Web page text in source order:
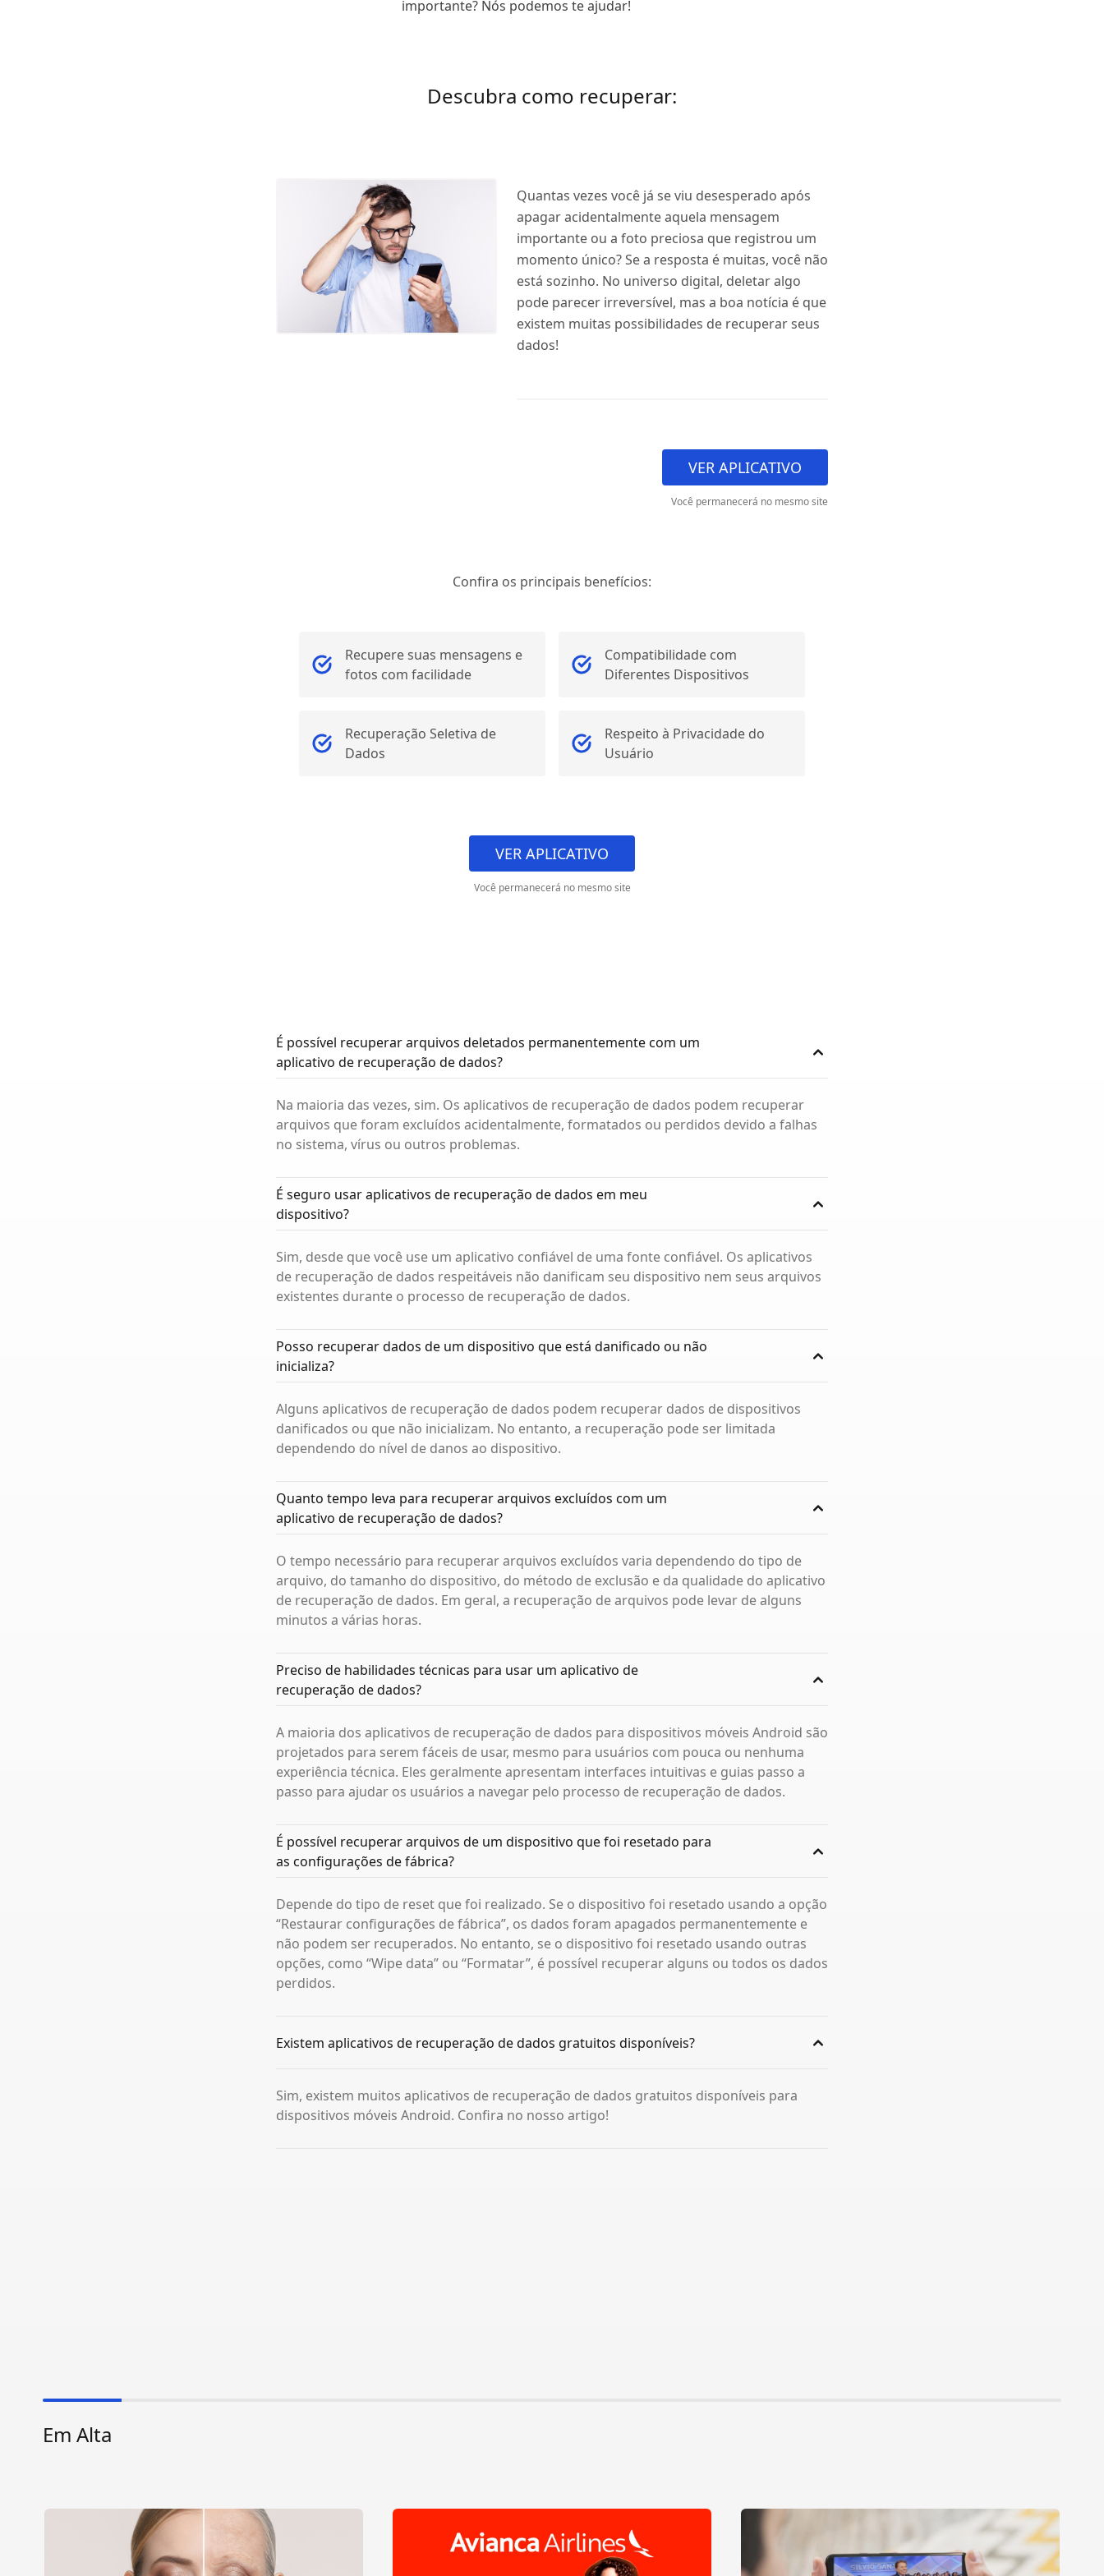
importante? Nós podemos te ajudar!
Descubra como recuperar:
Quantas vezes você já se viu desesperado após
apagar acidentalmente aquela mensagem
importante ou a foto preciosa que registrou um
momento único? Se a resposta é muitas, você não
está sozinho. No universo digital, deletar algo
pode parecer irreversível, mas a boa notícia é que
existem muitas possibilidades de recuperar seus
dados!
VER APLICATIVO
Você permanecerá no mesmo site
Confira os principais benefícios:
Recupere suas mensagens e
fotos com facilidade
Compatibilidade com
Diferentes Dispositivos
Recuperação Seletiva de
Dados
Respeito à Privacidade do
Usuário
VER APLICATIVO
Você permanecerá no mesmo site
É possível recuperar arquivos deletados permanentemente com um
aplicativo de recuperação de dados?
Na maioria das vezes, sim. Os aplicativos de recuperação de dados podem recuperar
arquivos que foram excluídos acidentalmente, formatados ou perdidos devido a falhas
no sistema, vírus ou outros problemas.
É seguro usar aplicativos de recuperação de dados em meu
dispositivo?
Sim, desde que você use um aplicativo confiável de uma fonte confiável. Os aplicativos
de recuperação de dados respeitáveis não danificam seu dispositivo nem seus arquivos
existentes durante o processo de recuperação de dados.
Posso recuperar dados de um dispositivo que está danificado ou não
inicializa?
Alguns aplicativos de recuperação de dados podem recuperar dados de dispositivos
danificados ou que não inicializam. No entanto, a recuperação pode ser limitada
dependendo do nível de danos ao dispositivo.
Quanto tempo leva para recuperar arquivos excluídos com um
aplicativo de recuperação de dados?
O tempo necessário para recuperar arquivos excluídos varia dependendo do tipo de
arquivo, do tamanho do dispositivo, do método de exclusão e da qualidade do aplicativo
de recuperação de dados. Em geral, a recuperação de arquivos pode levar de alguns
minutos a várias horas.
Preciso de habilidades técnicas para usar um aplicativo de
recuperação de dados?
A maioria dos aplicativos de recuperação de dados para dispositivos móveis Android são
projetados para serem fáceis de usar, mesmo para usuários com pouca ou nenhuma
experiência técnica. Eles geralmente apresentam interfaces intuitivas e guias passo a
passo para ajudar os usuários a navegar pelo processo de recuperação de dados.
É possível recuperar arquivos de um dispositivo que foi resetado para
as configurações de fábrica?
Depende do tipo de reset que foi realizado. Se o dispositivo foi resetado usando a opção
“Restaurar configurações de fábrica”, os dados foram apagados permanentemente e
não podem ser recuperados. No entanto, se o dispositivo foi resetado usando outras
opções, como “Wipe data” ou “Formatar”, é possível recuperar alguns ou todos os dados
perdidos.
Existem aplicativos de recuperação de dados gratuitos disponíveis?
Sim, existem muitos aplicativos de recuperação de dados gratuitos disponíveis para
dispositivos móveis Android. Confira no nosso artigo!
Em Alta